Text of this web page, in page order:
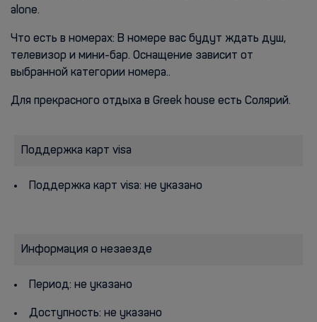
alone.
Что есть в номерах: В номере вас будут ждать душ,
телевизор и мини-бар. Оснащение зависит от
выбранной категории номера..
Для прекрасного отдыха в Greek house есть Солярий.
Поддержка карт visa
Поддержка карт visa: не указано
Информация о незаезде
Период: не указано
Доступность: не указано